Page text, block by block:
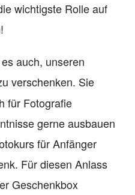
wichtigste Rolle auf
auch, unseren
verschenken. Sie
für Fotografie
gerne ausbauen
für Anfänger
Für diesen Anlass
Geschenkbox